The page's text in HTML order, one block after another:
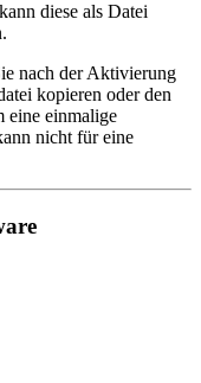
diese als Datei
nach der Aktivierung
kopieren oder den
eine einmalige
nicht für eine